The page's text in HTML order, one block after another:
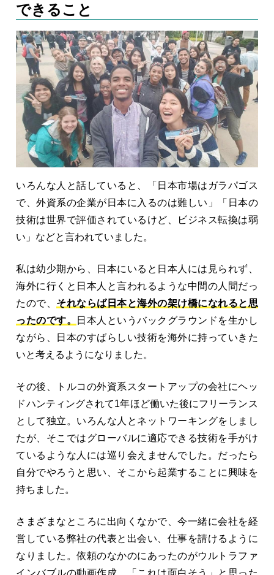
できること
いろんな人と話していると、「日本市場はガラパゴス
で、外資系の企業が日本に入るのは難しい」「日本の
技術は世界で評価されているけど、ビジネス転換は弱
い」などと言われていました。
私は幼少期から、日本にいると日本人には見られず、
海外に行くと日本人と言われるような中間の人間だっ
たので、 それならば日本と海外の架け橋になれると思
ったのです。
日本人というバックグラウンドを生かし
ながら、日本のすばらしい技術を海外に持っていきた
いと考えるようになりました。
その後、トルコの外資系スタートアップの会社にヘッ
ドハンティングされて1年ほど働いた後にフリーランス
として独立。いろんな人とネットワーキングをしまし
たが、そこではグローバルに適応できる技術を手がけ
ているような人には巡り会えませんでした。だったら
自分でやろうと思い、そこから起業することに興味を
持ちました。
さまざまなところに出向くなかで、今一緒に会社を経
営している弊社の代表と出会い、仕事を請けるように
なりました。依頼のなかのにあったのがウルトラファ
インバブルの動画作成。「これは面白そう」と思った